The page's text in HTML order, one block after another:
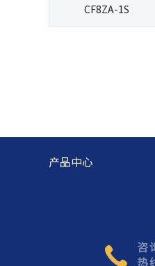
CF8ZA-1S
产品中心